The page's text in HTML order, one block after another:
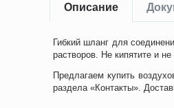
Описание
Гибкий шланг для
растворов. Не кипятите и
Предлагаем купить
раздела «Контакты».